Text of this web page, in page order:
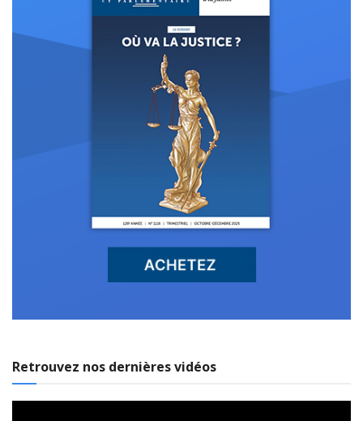
Retrouvez nos dernières vidéos